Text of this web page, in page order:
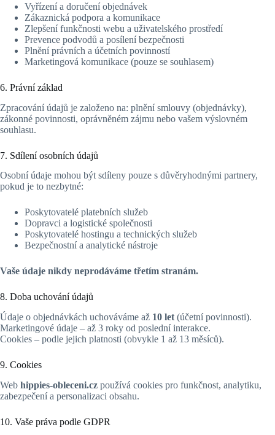
Vyřízení a doručení objednávek
Zákaznická podpora a komunikace
Zlepšení funkčnosti webu a uživatelského prostředí
Prevence podvodů a posílení bezpečnosti
Plnění právních a účetních povinností
Marketingová komunikace (pouze se souhlasem)
6. Právní základ
Zpracování údajů je založeno na: plnění smlouvy (objednávky),
zákonné povinnosti, oprávněném zájmu nebo vašem výslovném
souhlasu.
7. Sdílení osobních údajů
Osobní údaje mohou být sdíleny pouze s důvěryhodnými partnery,
pokud je to nezbytné:
Poskytovatelé platebních služeb
Dopravci a logistické společnosti
Poskytovatelé hostingu a technických služeb
Bezpečnostní a analytické nástroje
Vaše údaje nikdy neprodáváme třetím stranám.
8. Doba uchování údajů
Údaje o objednávkách uchováváme až 10 let (účetní povinnosti).
Marketingové údaje – až 3 roky od poslední interakce.
Cookies – podle jejich platnosti (obvykle 1 až 13 měsíců).
9. Cookies
Web hippies-obleceni.cz používá cookies pro funkčnost, analytiku,
zabezpečení a personalizaci obsahu.
10. Vaše práva podle GDPR